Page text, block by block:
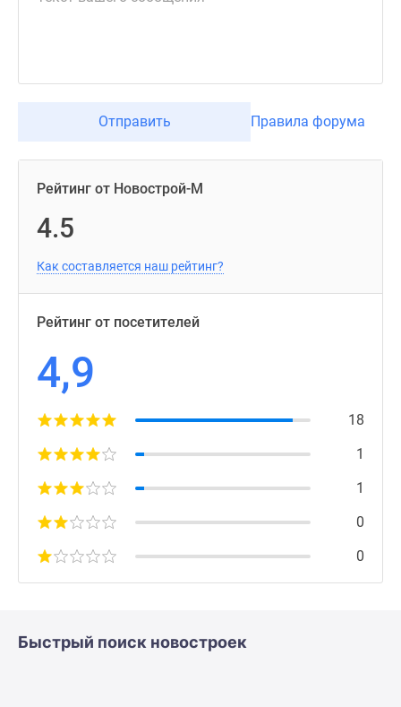
Отправить Правила форума
Рейтинг от Новострой-М
4.5
Как составляется наш рейтинг?
Рейтинг от посетителей
4,9
18
1
1
0
0
Быстрый поиск новостроек